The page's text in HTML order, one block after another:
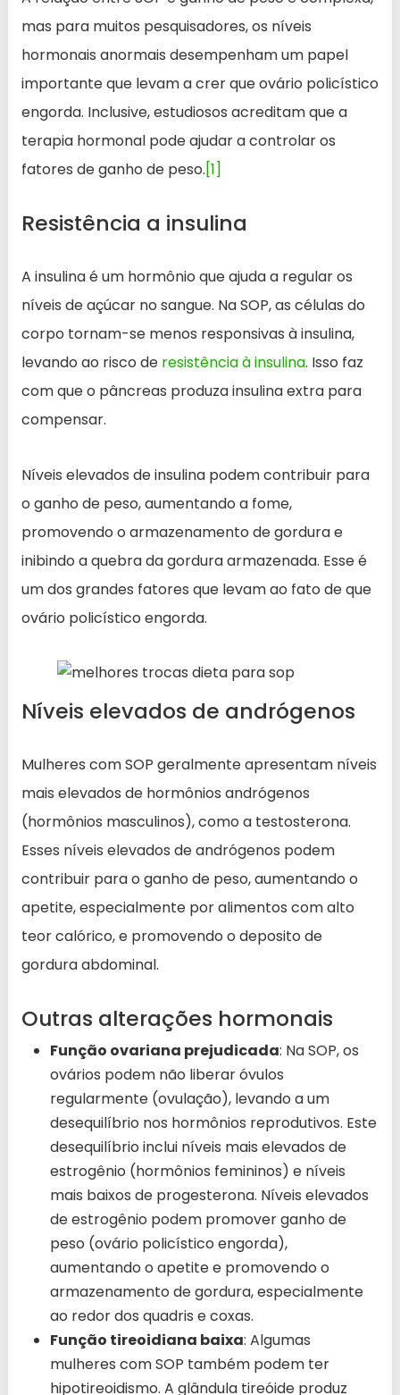
mas para muitos pesquisadores, os níveis
hormonais anormais desempenham um papel
importante que levam a crer que ovário policístico
engorda. Inclusive, estudiosos acreditam que a
terapia hormonal pode ajudar a controlar os
fatores de ganho de peso.[1]
Resistência a insulina
A insulina é um hormônio que ajuda a regular os
níveis de açúcar no sangue. Na SOP, as células do
corpo tornam-se menos responsivas à insulina,
levando ao risco de resistência à insulina. Isso faz
com que o pâncreas produza insulina extra para
compensar.
Níveis elevados de insulina podem contribuir para
o ganho de peso, aumentando a fome,
promovendo o armazenamento de gordura e
inibindo a quebra da gordura armazenada. Esse é
um dos grandes fatores que levam ao fato de que
ovário policístico engorda.
Níveis elevados de andrógenos
Mulheres com SOP geralmente apresentam níveis
mais elevados de hormônios andrógenos
(hormônios masculinos), como a testosterona.
Esses níveis elevados de andrógenos podem
contribuir para o ganho de peso, aumentando o
apetite, especialmente por alimentos com alto
teor calórico, e promovendo o deposito de
gordura abdominal.
Outras alterações hormonais
Função ovariana prejudicada: Na SOP, os
ovários podem não liberar óvulos
regularmente (ovulação), levando a um
desequilíbrio nos hormônios reprodutivos. Este
desequilíbrio inclui níveis mais elevados de
estrogênio (hormônios femininos) e níveis
mais baixos de progesterona. Níveis elevados
de estrogênio podem promover ganho de
peso (ovário policístico engorda),
aumentando o apetite e promovendo o
armazenamento de gordura, especialmente
ao redor dos quadris e coxas.
Função tireoidiana baixa: Algumas
mulheres com SOP também podem ter
hipotireoidismo. A glândula tireóide produz